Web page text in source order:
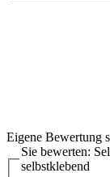
Eigene Bewertung
Sie bewerten:
selbstklebend